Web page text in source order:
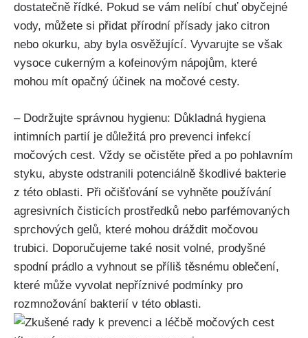
dostatečně řídké. Pokud se‍ vám nelíbí chuť⁢ obyčejné‍
vody, můžete si ‍přidat přírodní přísady ‍jako citron
nebo okurku, aby byla osvěžující. ⁤Vyvarujte se ⁤však
‌vysoce cukerným a kofeinovým nápojům, ⁣které
mohou‍ mít opačný účinek ⁣na ⁤močové cesty.
– Dodržujte ⁣správnou hygienu: ‍Důkladná hygiena​
intimních partií⁢ je důležitá pro prevenci infekcí⁢
močových cest. Vždy se očistěte před a po pohlavním
styku,​ abyste odstranili ⁣potenciálně ​škodlivé bakterie⁣
z této oblasti. Při⁢ očišťování se vyhněte používání
agresivních čisticích prostředků nebo parfémovaných
sprchových gelů, ⁢které mohou dráždit močovou⁤
trubici. Doporučujeme také nosit volné, prodyšné
spodní​ prádlo⁣ a vyhnout se‌ příliš těsnému oblečení,
které⁤ může ⁢vyvolat‍ nepříznivé podmínky pro
rozmnožování​ bakterií v této oblasti.